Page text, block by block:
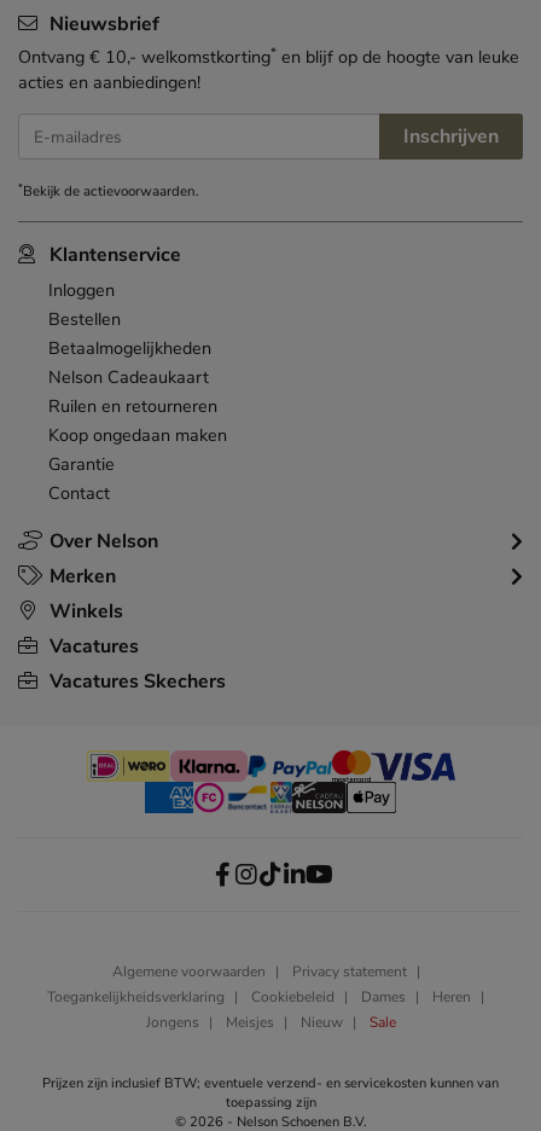
Over Nelson
Klantenservice
Inloggen
Bestellen
Betaalmogelijkheden
Nelson Cadeaukaart
Ruilen en retourneren
Koop ongedaan maken
Garantie
Contact
Merken
Winkels
Vacatures
Vacatures Skechers
Nieuwsbrief
Ontvang € 10,- welkomstkorting* en blijf op de hoogte van leuke
acties en aanbiedingen!
E-mailadres Inschrijven
*Bekijk deactievoorwaarden.
Algemene voorwaarden
Privacy statement
Toegankelijkheidsverklaring
Cookiebeleid Dames
Heren
Jongens
Meisjes Nieuw Sale
Prijzen zijn inclusief BTW; eventuele verzend- en servicekosten kunnen van
toepassing zijn
© 2026 - Nelson Schoenen B.V.